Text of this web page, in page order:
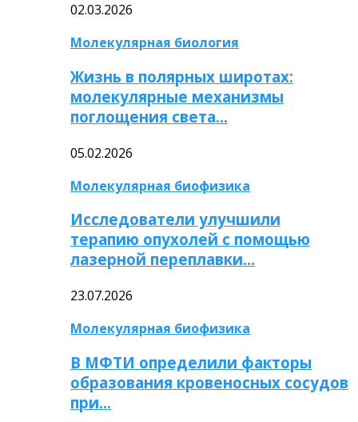
02.03.2026
Молекулярная биология
Жизнь в полярных широтах:
молекулярные механизмы
поглощения света…
05.02.2026
Молекулярная биофизика
Исследователи улучшили
терапию опухолей с помощью
лазерной переплавки…
23.07.2026
Молекулярная биофизика
В МФТИ определили факторы
образования кровеносных сосудов
при…